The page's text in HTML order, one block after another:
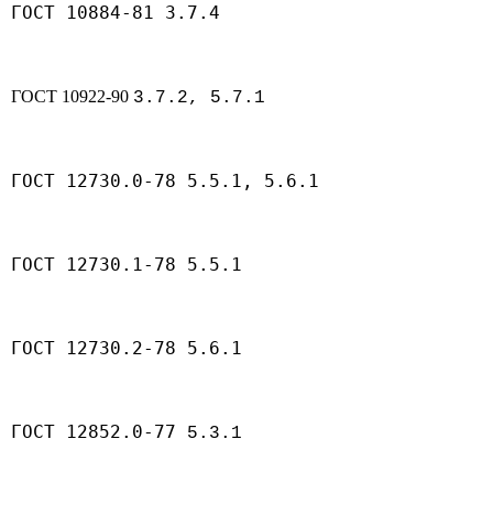
ГОСТ 10884-81 3.7.4
ГОСТ 10922-90 3.7.2, 5.7.1
ГОСТ 12730.0-78 5.5.1, 5.6.1
ГОСТ 12730.1-78 5.5.1
ГОСТ 12730.2-78 5.6.1
ГОСТ 12852.0-77 5.3.1